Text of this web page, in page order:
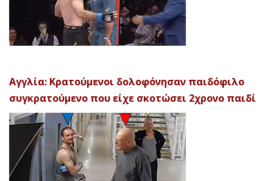
Αγγλία: Κρατούμενοι δολοφόνησαν παιδόφιλο
συγκρατούμενο που είχε σκοτώσει 2χρονο παιδί